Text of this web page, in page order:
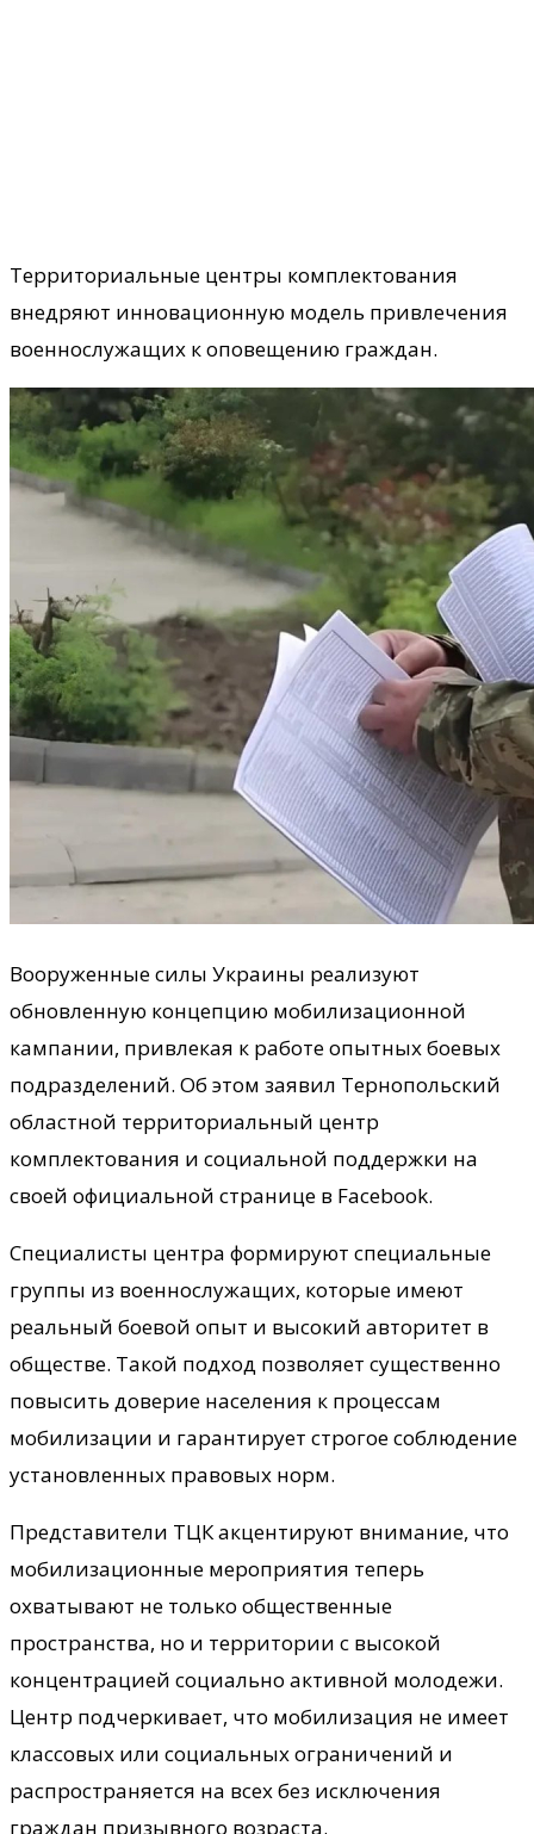
Территориальные центры комплектования
внедряют инновационную модель привлечения
военнослужащих к оповещению граждан.
Вооруженные силы Украины реализуют
обновленную концепцию мобилизационной
кампании, привлекая к работе опытных боевых
подразделений. Об этом заявил Тернопольский
областной территориальный центр
комплектования и социальной поддержки на
своей официальной странице в Facebook.
Специалисты центра формируют специальные
группы из военнослужащих, которые имеют
реальный боевой опыт и высокий авторитет в
обществе. Такой подход позволяет существенно
повысить доверие населения к процессам
мобилизации и гарантирует строгое соблюдение
установленных правовых норм.
Представители ТЦК акцентируют внимание, что
мобилизационные мероприятия теперь
охватывают не только общественные
пространства, но и территории с высокой
концентрацией социально активной молодежи.
Центр подчеркивает, что мобилизация не имеет
классовых или социальных ограничений и
распространяется на всех без исключения
граждан призывного возраста.